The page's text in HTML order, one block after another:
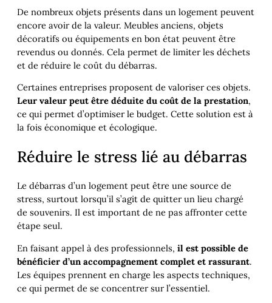
De nombreux objets présents dans un logement peuvent
encore avoir de la valeur. Meubles anciens, objets
décoratifs ou équipements en bon état peuvent être
revendus ou donnés. Cela permet de limiter les déchets
et de réduire le coût du débarras.
Certaines entreprises proposent de valoriser ces objets.
Leur valeur peut être déduite du coût de la prestation,
ce qui permet d’optimiser le budget. Cette solution est à
la fois économique et écologique.
Réduire le stress lié au débarras
Le débarras d’un logement peut être une source de
stress, surtout lorsqu’il s’agit de quitter un lieu chargé
de souvenirs. Il est important de ne pas affronter cette
étape seul.
En faisant appel à des professionnels, il est possible de
bénéficier d’un accompagnement complet et rassurant.
Les équipes prennent en charge les aspects techniques,
ce qui permet de se concentrer sur l’essentiel.